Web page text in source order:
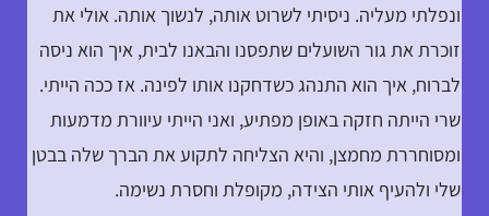
ונפלתי מעליה. ניסיתי לשרוט אותה, לנשוך אותה. אולי את
זוכרת את גור השועלים שתפסנו והבאנו לבית, איך הוא ניסה
לברוח, איך הוא התנהג כשדחקנו אותו לפינה. אז ככה הייתי.
שרי הייתה חזקה באופן מפתיע, ואני הייתי עיוורת מדמעות
ומסוחררת מחמצן, והיא הצליחה לתקוע את הברך שלה בבטן
שלי ולהעיף אותי הצידה, מקופלת וחסרת נשימה.